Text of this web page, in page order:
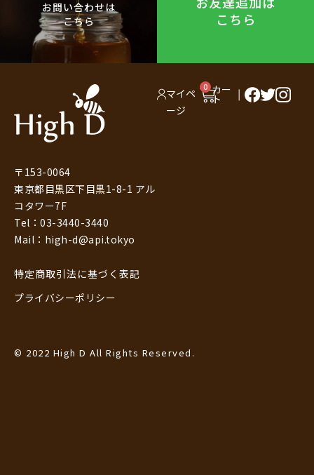
お問い合わせは
こちら
こちら
〒153-0064
東京都目黒区下目黒1-8-1 アル
コタワー7F
Tel：03-3440-3440
Mail：high-d@api.tokyo
特定商取引法に基づく表記
プライバシーポリシー
マイペ
ージ
0 カー
ト
© 2022 High D All Rights Reserved.